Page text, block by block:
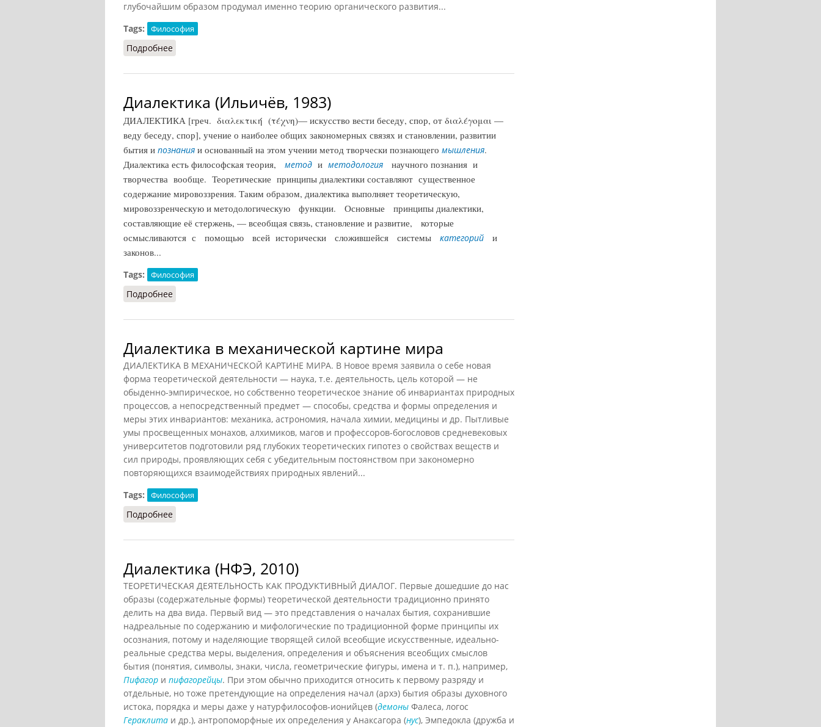
глубочайшим образом продумал именно теорию органического развития...
Tags:
Философия
Подробнее
Диалектика (Ильичёв, 1983)
ДИАЛЕКТИКА [греч. διαλεκτική (τέχνη)— искусство вести беседу, спор, от διαλέγομαι —
веду беседу, спор], учение о наиболее общих закономерных связях и становлении, развитии
бытия и познания и основанный на этом учении метод творчески познающего мышления.
Диалектика есть философская теория, метод и методология научного познания и
творчества вообще. Теоретические принципы диалектики составляют существенное
содержание мировоззрения. Таким образом, диалектика выполняет теоретическую,
мировоззренческую и методологическую функции. Основные принципы диалектики,
составляющие её стержень, — всеобщая связь, становление и развитие, которые
осмысливаются с помощью всей исторически сложившейся системы категорий и
законов...
Tags: Философия
Подробнее
Диалектика в механической картине мира
ДИАЛЕКТИКА В МЕХАНИЧЕСКОЙ КАРТИНЕ МИРА. В Новое время заявила о себе новая
форма теоретической деятельности — наука, т.е. деятельность, цель которой — не
обыденно-эмпирическое, но собственно теоретическое знание об инвариантах природных
процессов, а непосредственный предмет — способы, средства и формы определения и
меры этих инвариантов: механика, астрономия, начала химии, медицины и др. Пытливые
умы просвещенных монахов, алхимиков, магов и профессоров-богословов средневековых
университетов подготовили ряд глубоких теоретических гипотез о свойствах веществ и
сил природы, проявляющих себя с убедительным постоянством при закономерно
повторяющихся взаимодействиях природных явлений...
Tags:
Философия
Подробнее
Диалектика (НФЭ, 2010)
ТЕОРЕТИЧЕСКАЯ ДЕЯТЕЛЬНОСТЬ КАК ПРОДУКТИВНЫЙ ДИАЛОГ. Первые дошедшие до нас
образы (содержательные формы) теоретической деятельности традиционно принято
делить на два вида. Первый вид — это представления о началах бытия, сохранившие
надреальные по содержанию и мифологические по традиционной форме принципы их
осознания, потому и наделяющие творящей силой всеобщие искусственные, идеально-
реальные средства меры, выделения, определения и объяснения всеобщих смыслов
бытия (понятия, символы, знаки, числа, геометрические фигуры, имена и т. п.), например,
Пифагор и пифагорейцы. При этом обычно приходится относить к первому разряду и
отдельные, но тоже претендующие на определения начал (архэ) бытия образы духовного
истока, порядка и меры даже у натурфилософов-ионийцев (демоны Фалеса, логос
Гераклита и др.), антропоморфные их определения у Анаксагора (нус), Эмпедокла (дружба и